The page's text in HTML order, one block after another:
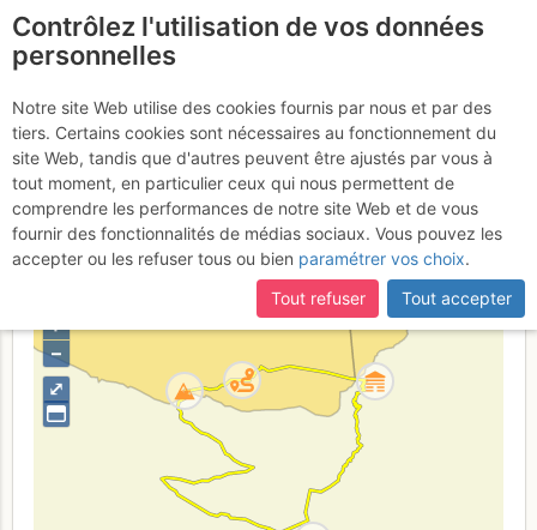
Aiguillette des
Houches : Par Bellachat
depuis Merlet
Haut Giffre - Aiguilles Rouges - Fiz
⤢
+
–
Contrôlez l'utilisation de vos données
personnelles
Notre site Web utilise des cookies fournis par nous et par des
tiers. Certains cookies sont nécessaires au fonctionnement du
site Web, tandis que d'autres peuvent être ajustés par vous à
tout moment, en particulier ceux qui nous permettent de
comprendre les performances de notre site Web et de vous
fournir des fonctionnalités de médias sociaux. Vous pouvez les
accepter ou les refuser tous ou bien paramétrer vos choix.
Tout refuser
Tout accepter